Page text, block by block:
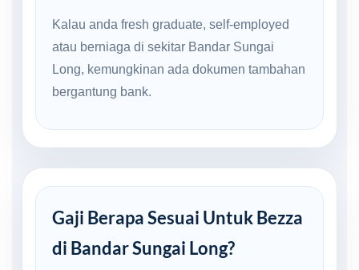
Kalau anda fresh graduate, self-employed
atau berniaga di sekitar Bandar Sungai
Long, kemungkinan ada dokumen tambahan
bergantung bank.
Gaji Berapa Sesuai Untuk Bezza
di Bandar Sungai Long?